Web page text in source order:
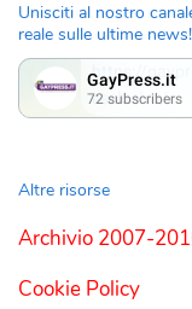
Unisciti al nostro
reale sulle ultime news!
Altre risorse
Archivio 2007-
Cookie Policy